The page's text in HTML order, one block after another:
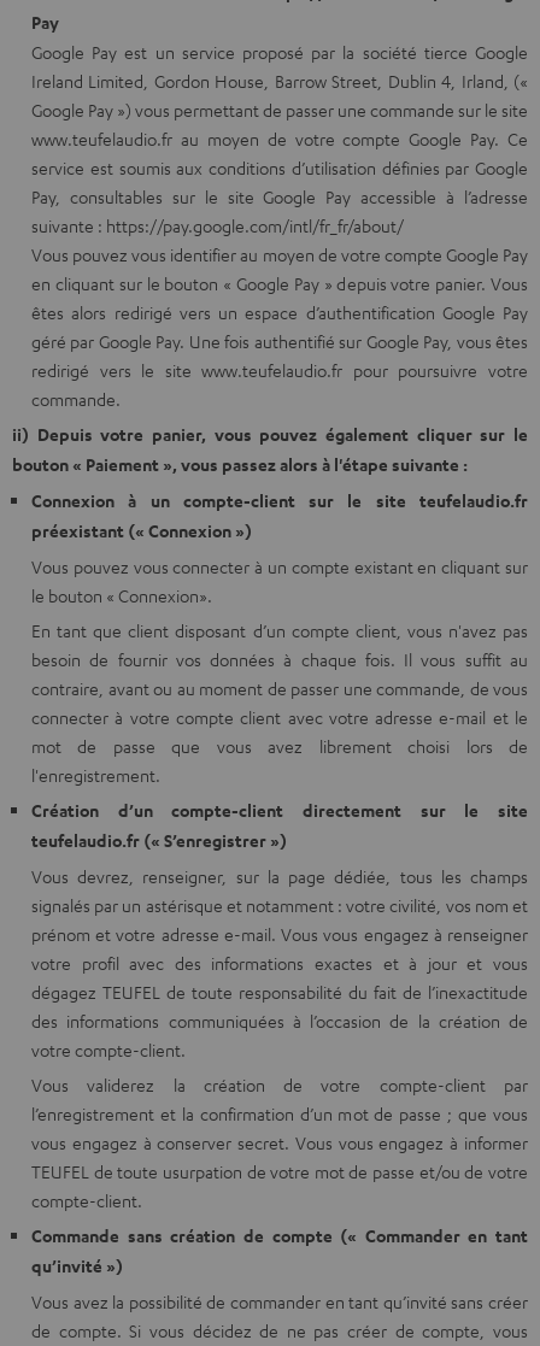
Pay
Google Pay est un service proposé par la société tierce Google
Ireland Limited, Gordon House, Barrow Street, Dublin 4, Irland, («
Google Pay ») vous permettant de passer une commande sur le site
www.teufelaudio.fr au moyen de votre compte Google Pay. Ce
service est soumis aux conditions d’utilisation définies par Google
Pay, consultables sur le site Google Pay accessible à l’adresse
suivante : https://pay.google.com/intl/fr_fr/about/
Vous pouvez vous identifier au moyen de votre compte Google Pay
en cliquant sur le bouton « Google Pay » depuis votre panier. Vous
êtes alors redirigé vers un espace d’authentification Google Pay
géré par Google Pay. Une fois authentifié sur Google Pay, vous êtes
redirigé vers le site www.teufelaudio.fr pour poursuivre votre
commande.
ii) Depuis votre panier, vous pouvez également cliquer sur le
bouton « Paiement », vous passez alors à l'étape suivante :
Connexion à un compte-client sur le site teufelaudio.fr
préexistant (« Connexion »)
Vous pouvez vous connecter à un compte existant en cliquant sur
le bouton « Connexion».
En tant que client disposant d’un compte client, vous n'avez pas
besoin de fournir vos données à chaque fois. Il vous suffit au
contraire, avant ou au moment de passer une commande, de vous
connecter à votre compte client avec votre adresse e-mail et le
mot de passe que vous avez librement choisi lors de
l'enregistrement.
Création d’un compte-client directement sur le site
teufelaudio.fr (« S’enregistrer »)
Vous devrez, renseigner, sur la page dédiée, tous les champs
signalés par un astérisque et notamment : votre civilité, vos nom et
prénom et votre adresse e-mail. Vous vous engagez à renseigner
votre profil avec des informations exactes et à jour et vous
dégagez TEUFEL de toute responsabilité du fait de l’inexactitude
des informations communiquées à l’occasion de la création de
votre compte-client.
Vous validerez la création de votre compte-client par
l’enregistrement et la confirmation d’un mot de passe ; que vous
vous engagez à conserver secret. Vous vous engagez à informer
TEUFEL de toute usurpation de votre mot de passe et/ou de votre
compte-client.
Commande sans création de compte (« Commander en tant
qu’invité »)
Vous avez la possibilité de commander en tant qu’invité sans créer
de compte. Si vous décidez de ne pas créer de compte, vous